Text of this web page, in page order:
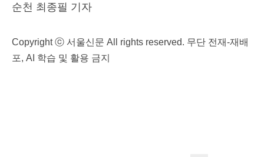
순천 최종필 기자
Copyright ⓒ 서울신문 All rights reserved. 무단 전재-재배
포, AI 학습 및 활용 금지